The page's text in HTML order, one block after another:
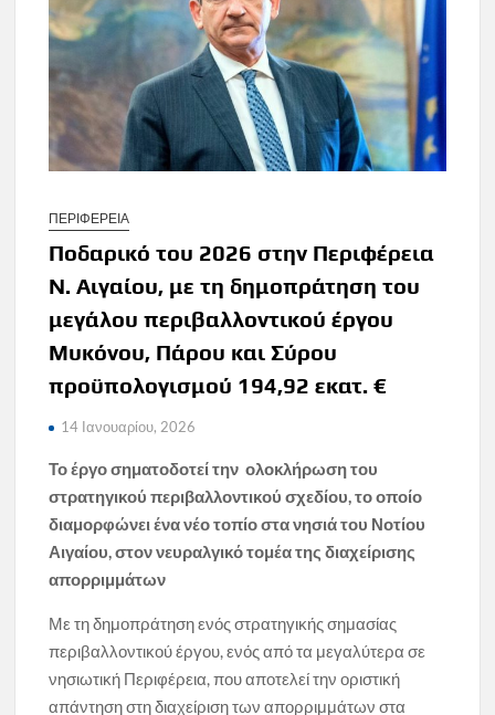
ΠΕΡΙΦΕΡΕΙΑ
Ποδαρικό του 2026 στην Περιφέρεια
Ν. Αιγαίου, με τη δημοπράτηση του
μεγάλου περιβαλλοντικού έργου
Μυκόνου, Πάρου και Σύρου
προϋπολογισμού 194,92 εκατ. €
14 Ιανουαρίου, 2026
Το έργο σηματοδοτεί την ολοκλήρωση του
στρατηγικού περιβαλλοντικού σχεδίου, το οποίο
διαμορφώνει ένα νέο τοπίο στα νησιά του Νοτίου
Αιγαίου, στον νευραλγικό τομέα της διαχείρισης
απορριμμάτων
Με τη δημοπράτηση ενός στρατηγικής σημασίας
περιβαλλοντικού έργου, ενός από τα μεγαλύτερα σε
νησιωτική Περιφέρεια, που αποτελεί την οριστική
απάντηση στη διαχείριση των απορριμμάτων στα